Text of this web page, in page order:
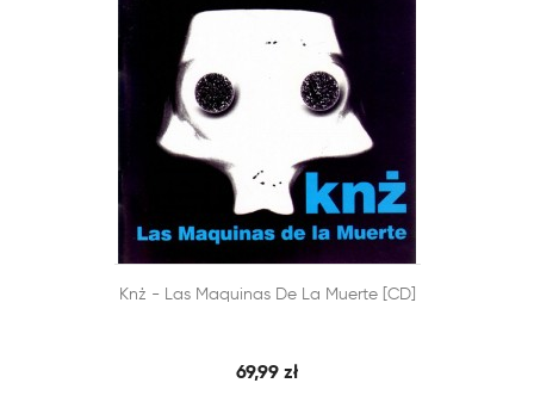
DODAJ DO KOSZYKA SZYBKI PODGLĄD
Knż - Las Maquinas De La Muerte [CD]
69,99 zł